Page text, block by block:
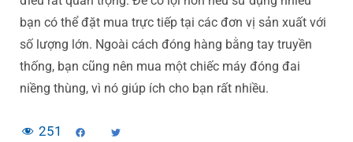
bạn có thể đặt mua trực tiếp tại các đơn vị sản xuất với
số lượng lớn. Ngoài cách đóng hàng bằng tay truyền
thống, bạn cũng nên mua một chiếc máy đóng đai
niềng thùng, vì nó giúp ích cho bạn rất nhiều.
251